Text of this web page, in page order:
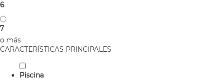
6
7
o más
CARACTERÍSTICAS PRINCIPALES
Piscina